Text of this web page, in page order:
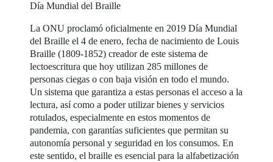
Día Mundial del Braille
La ONU proclamó oficialmente en 2019 Día Mundial
del Braille el 4 de enero, fecha de nacimiento de Louis
Braille (1809-1852) creador de este sistema de
lectoescritura que hoy utilizan 285 millones de
personas ciegas o con baja visión en todo el mundo.
Un sistema que garantiza a estas personas el acceso a la
lectura, así como a poder utilizar bienes y servicios
rotulados, especialmente en estos momentos de
pandemia, con garantías suficientes que permitan su
autonomía personal y seguridad en los consumos. En
este sentido, el braille es esencial para la alfabetización